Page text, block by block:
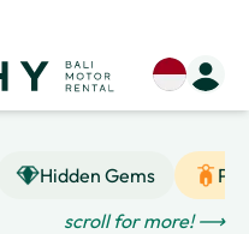
Hidden Gems
scroll for more! ⟶